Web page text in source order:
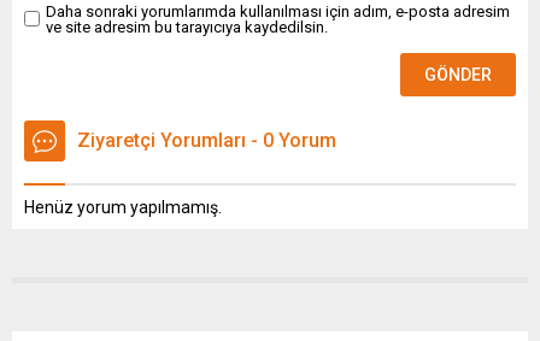
Daha sonraki yorumlarımda kullanılması için adım, e-posta adresim
ve site adresim bu tarayıcıya kaydedilsin.
Ziyaretçi Yorumları - 0 Yorum
Henüz yorum yapılmamış.